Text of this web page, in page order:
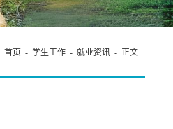
首页 - 学生工作- 就业资讯- 正文